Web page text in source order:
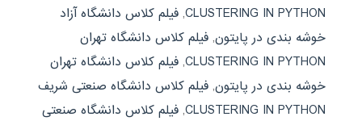
CLUSTERING IN PYTHON
, فیلم کلاس دانشگاه آزاد
خوشه بندی در پایتون, فیلم کلاس دانشگاه تهران
CLUSTERING IN PYTHON
, فیلم کلاس دانشگاه تهران
خوشه بندی در پایتون, فیلم کلاس دانشگاه صنعتی شریف
CLUSTERING IN PYTHON
, فیلم کلاس دانشگاه صنعتی